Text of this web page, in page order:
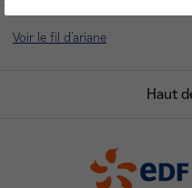
Voir le fil d'ariane
Haut